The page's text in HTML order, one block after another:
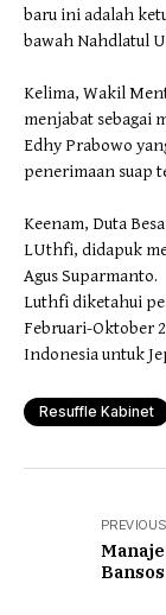
baru ini adalah
bawah Nahdlatul
Kelima, Wakil
menjabat sebagai
Edhy Prabowo
penerimaan suap
Keenam, Duta
LUthfi, didapuk
Agus Suparmanto.
Luthfi diketahui
Februari-Oktober
Indonesia untuk
Resuffle Kabinet